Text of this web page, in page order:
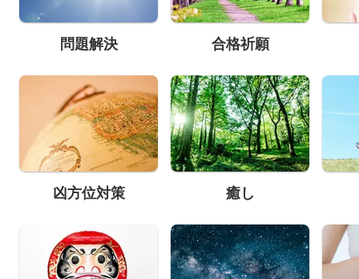
問題解決 合格祈願
凶方位対策 癒し